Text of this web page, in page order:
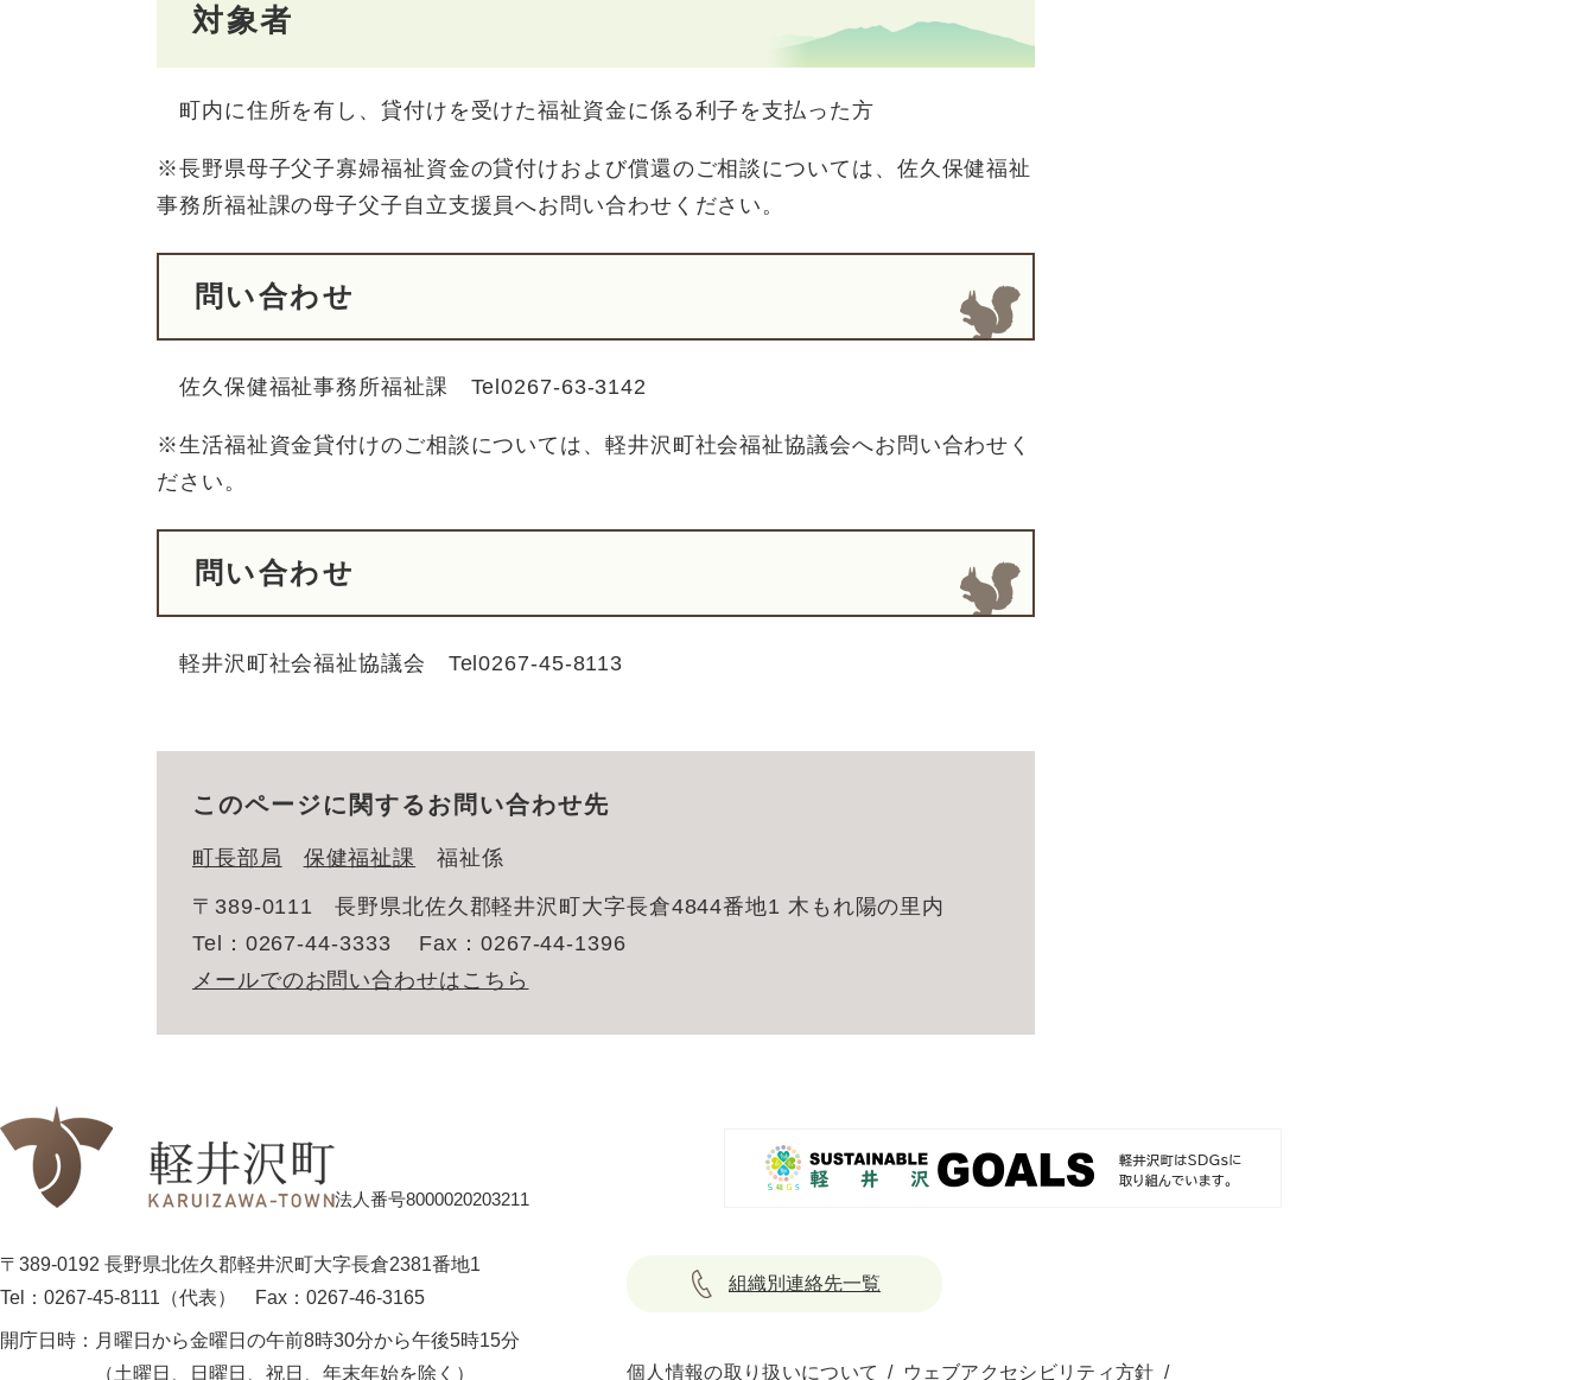
対象者
町内に住所を有し、貸付けを受けた福祉資金に係る利子を支払った方
※長野県母子父子寡婦福祉資金の貸付けおよび償還のご相談については、佐久保健福祉
事務所福祉課の母子父子自立支援員へお問い合わせください。
問い合わせ
佐久保健福祉事務所福祉課 Tel0267-63-3142
※生活福祉資金貸付けのご相談については、軽井沢町社会福祉協議会へお問い合わせく
ださい。
問い合わせ
軽井沢町社会福祉協議会 Tel0267-45-8113
このページに関するお問い合わせ先
町長部局 保健福祉課 福祉係
〒389-0111
長野県北佐久郡軽井沢町大字長倉4844番地1 木もれ陽の里内
Tel：0267-44-3333
Fax：0267-44-1396
メールでのお問い合わせはこちら
法人番号8000020203211
〒389-0192 長野県北佐久郡軽井沢町大字長倉2381番地1
Tel：0267-45-8111（代表）
Fax：0267-46-3165
開庁日時： 月曜日から金曜日の午前8時30分から午後5時15分
（土曜日、日曜日、祝日、年末年始を除く）
組織別連絡先一覧
個人情報の取り扱いについて ウェブアクセシビリティ方針